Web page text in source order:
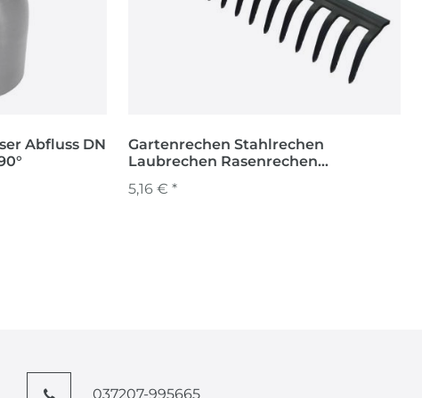
Abfluss DN
Gartenrechen Stahlrechen
Laubrechen Rasenrechen
5,16 € *
037207-995665